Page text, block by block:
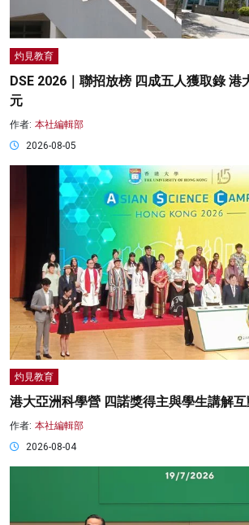
灼見教育
DSE 2026｜聯招放榜 四成五人獲取錄 港
元
作者: 本社編輯部
2026-08-05
灼見教育
港大亞洲科學營 四諾獎得主與學生講解
作者: 本社編輯部
2026-08-04